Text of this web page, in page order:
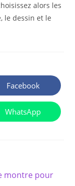
alors les
le dessin et le
Ouvrir
dans
une
autre
fenêtre
Facebook
Ouvrir
dans
WhatsApp
montre pour